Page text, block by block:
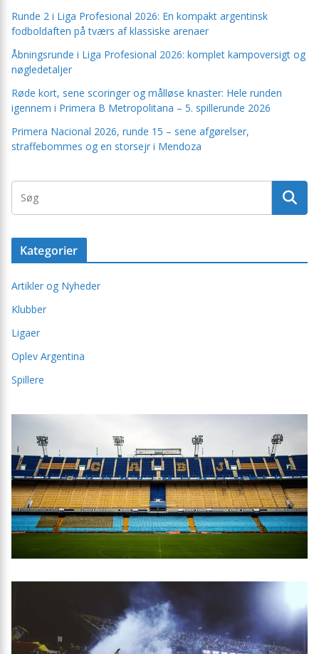
Runde 2 i Liga Profesional 2026: En kompakt argentinsk
fodboldaften på tværs af klassiske arenaer
Åbningsrunde i Liga Profesional 2026: komplet kampoversigt og
nøgledetaljer
Røde kort, sene scoringer og målløse knaster: Hele runden
igennem i Primera B Metropolitana – 5. spillerunde 2026
Primera Nacional 2026, runde 15 – sene afgørelser,
straffebommes og en storsejr i Mendoza
Kategorier
Artikler og Nyheder
Klubber
Ligaer
Oplev Argentina
Spillere